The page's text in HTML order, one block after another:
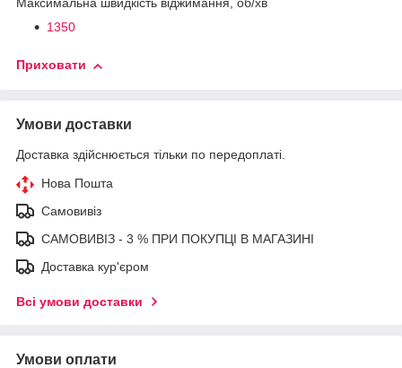
Максимальна швидкість віджимання, об/хв
1350
Приховати
Умови доставки
Доставка здійснюється тільки по передоплаті.
Нова Пошта
Самовивіз
САМОВИВІЗ - 3 % ПРИ ПОКУПЦІ В МАГАЗИНІ
Доставка кур'єром
Всі умови доставки
Умови оплати